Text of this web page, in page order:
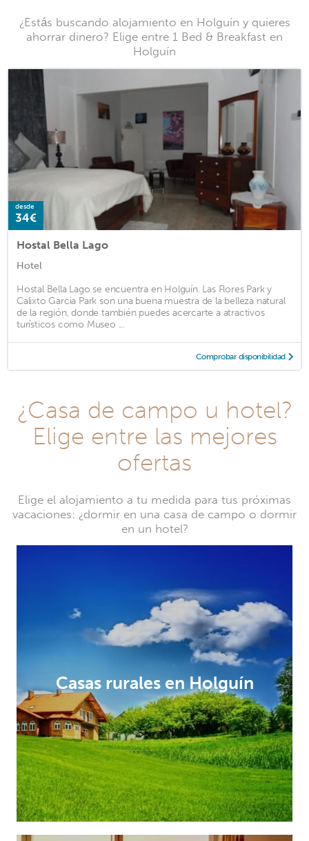
¿Estás buscando alojamiento en Holguín y quieres
ahorrar dinero? Elige entre 1 Bed & Breakfast en
Holguín
desde
34€
Hostal Bella Lago
Hotel
Hostal Bella Lago se encuentra en Holguín. Las Flores Park y
Calixto Garcia Park son una buena muestra de la belleza natural
de la región, donde también puedes acercarte a atractivos
turísticos como Museo ...
Comprobar disponibilidad
¿Casa de campo u hotel?
Elige entre las mejores
ofertas
Elige el alojamiento a tu medida para tus próximas
vacaciones: ¿dormir en una casa de campo o dormir
en un hotel?
Casas rurales en Holguín